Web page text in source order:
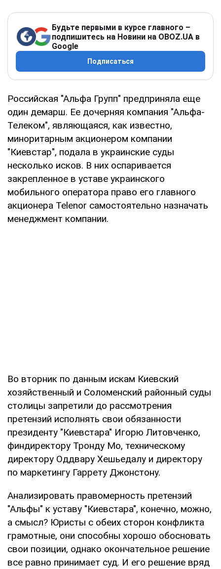
Будьте первыми в курсе главного –
подпишитесь на Новини на OBOZ.UA в
Google
Подписаться
Российская "Альфа Групп" предприняла еще
один демарш. Ее дочерняя компания "Альфа-
Телеком", являющаяся, как известно,
миноритарным акционером компании
"Киевстар", подала в украинские суды
несколько исков. В них оспаривается
закрепленное в уставе украинского
мобильного оператора право его главного
акционера Telenor самостоятельно назначать
менеджмент компании.
Во вторник по данным искам Киевский
хозяйственный и Соломенский районный суды
столицы запретили до рассмотрения
претензий исполнять свои обязанности
президенту "Киевстара" Игорю Литовченко,
финдиректору Тронду Мо, техническому
директору Оддвару Хешьедалу и директору
по маркетингу Гаррету Джонстону.
Анализировать правомерность претензий
"Альфы" к уставу "Киевстара", конечно, можно,
а смысл? Юристы с обеих сторон конфликта
грамотные, они способны хорошо обосновать
свои позиции, однако окончательное решение
все равно принимает суд. И его решение вряд